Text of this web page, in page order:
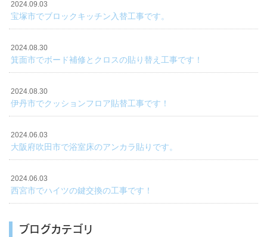
2024.09.03
宝塚市でブロックキッチン入替工事です。
2024.08.30
箕面市でボード補修とクロスの貼り替え工事です！
2024.08.30
伊丹市でクッションフロア貼替工事です！
2024.06.03
大阪府吹田市で浴室床のアンカラ貼りです。
2024.06.03
西宮市でハイツの鍵交換の工事です！
ブログカテゴリ